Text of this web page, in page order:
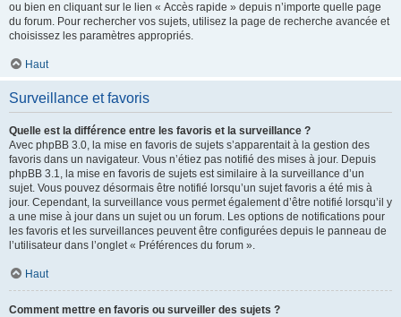
ou bien en cliquant sur le lien « Accès rapide » depuis n’importe quelle page
du forum. Pour rechercher vos sujets, utilisez la page de recherche avancée et
choisissez les paramètres appropriés.
Haut
Surveillance et favoris
Quelle est la différence entre les favoris et la surveillance ?
Avec phpBB 3.0, la mise en favoris de sujets s’apparentait à la gestion des
favoris dans un navigateur. Vous n’étiez pas notifié des mises à jour. Depuis
phpBB 3.1, la mise en favoris de sujets est similaire à la surveillance d’un
sujet. Vous pouvez désormais être notifié lorsqu’un sujet favoris a été mis à
jour. Cependant, la surveillance vous permet également d’être notifié lorsqu’il y
a une mise à jour dans un sujet ou un forum. Les options de notifications pour
les favoris et les surveillances peuvent être configurées depuis le panneau de
l’utilisateur dans l’onglet « Préférences du forum ».
Haut
Comment mettre en favoris ou surveiller des sujets ?